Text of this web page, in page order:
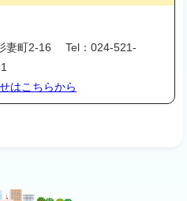
妻町2-16 Tel：024-521-
はこちらから